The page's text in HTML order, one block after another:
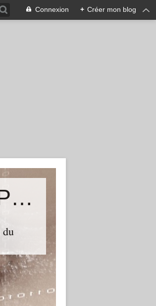
Connexion + Créer mon blog
&quot;Résistances&quot;-Le blog du SPHAB/CGT (56-Guémené-sur-Scorff) et des Syndicats CGT associés des petits établissements sanitaires, sociaux et médico-sociaux du Morbihan qui résistent à la casse